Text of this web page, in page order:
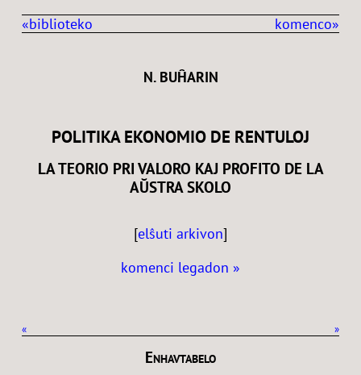
«biblioteko komenco»
N. BUĤARIN
POLITIKA EKONOMIO DE RENTULOJ
LA TEORIO PRI VALORO KAJ PROFITO DE LA
AŬSTRA SKOLO
[elŝuti arkivon]
komenci legadon »
« »
Enhavtabelo